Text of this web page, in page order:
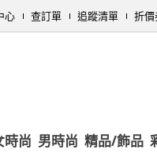
心 查訂單 追蹤清單 折價
時尚 男時尚 精品/飾品